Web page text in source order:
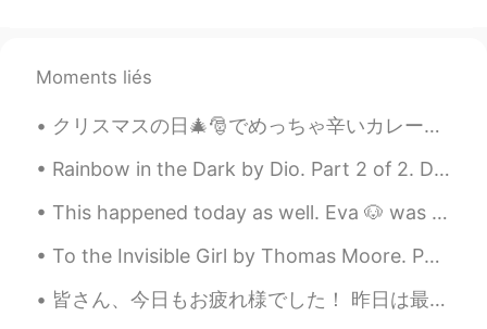
Moments liés
クリスマスの日🎄🎅でめっちゃ辛いカレー🍛を料理した！全部の家族はいっぱい食べた。嬉しくて、びっくりした！今回俺のレシピで人参🥕と、ジャガイモ🥔と、玉ねぎ🧅を入れた。次回はトフ入れたい。考えが美味...
Rainbow in the Dark by Dio. Part 2 of 2. Do your demons, do they ever let you go? When you've t...
This happened today as well. Eva 🐶 was feeling down so I went and got her a new toy 🦥 She is feel...
To the Invisible Girl by Thomas Moore. Part 5 of 6. Could you shed for a moment that voice on ...
皆さん、今日もお疲れ様でした！ 昨日は最高に楽しかった＾＾しまなみ海道渡ってうさぎ島まで行った！ウサギたちは可愛かったけと餌持ってなかったら完全に無視されるのは辛かった(笑) 知らなかったけどう...